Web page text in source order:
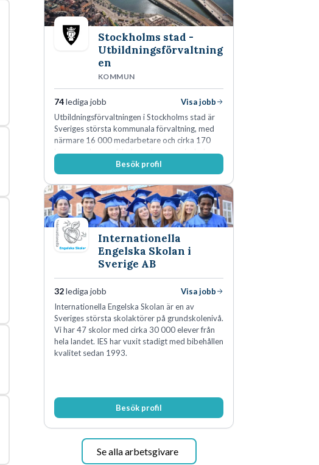
Stockholms stad -
Utbildningsförvaltning
en
KOMMUN
74lediga jobb
Visa jobb
Utbildningsförvaltningen i Stockholms stad är
Sveriges största kommunala förvaltning, med
närmare 16 000 medarbetare och cirka 170
kommunala grundskolor och gymnasieskolor
Besök profil
Internationella
Engelska Skolan i
Sverige AB
32lediga jobb
Visa jobb
Internationella Engelska Skolan är en av
Sveriges största skolaktörer på grundskolenivå.
Vi har 47 skolor med cirka 30 000 elever från
hela landet. IES har vuxit stadigt med bibehållen
kvalitet sedan 1993.
Besök profil
Se alla arbetsgivare